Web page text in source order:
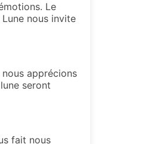
Le
nous invite
apprécions
seront
fait nous